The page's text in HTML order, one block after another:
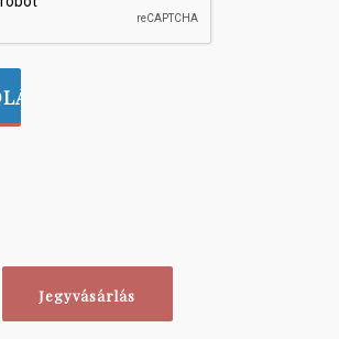
Jegyvásárlás